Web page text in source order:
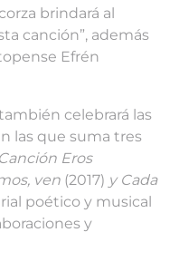
brindará al
canción”, además
Efrén
celebrará las
las que suma tres
Canción Eros
ven(2017) y Cada
poético y musical
y